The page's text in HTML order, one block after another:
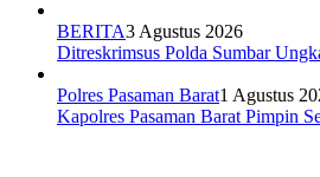
BERITA3 Agustus 2026
Ditreskrimsus Polda Sumbar
Polres Pasaman Barat1 Agustus
Kapolres Pasaman Barat Pimpin